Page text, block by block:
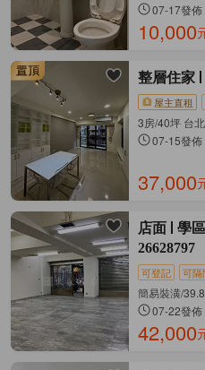
07-17發佈
10,000
整層住家
屋主直租
3房/40坪 台
07-15發佈
37,000
店面
學
26628797
可登記 可隔
簡易裝潢/
07-22發佈
42,000